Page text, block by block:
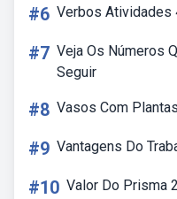
#6 Verbos Atividades
#7 Veja Os Números
Seguir
#8 Vasos Com
#9 Vantagens Do
#10 Valor Do Prisma